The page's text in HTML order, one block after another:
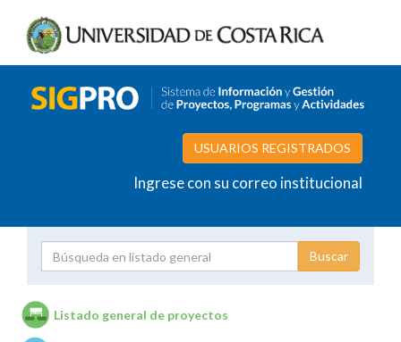
USUARIOS REGISTRADOS
Ingrese con su correo institucional
Listado general de proyectos